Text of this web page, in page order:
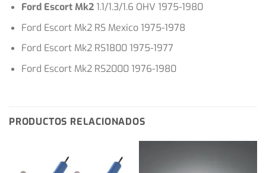
Ford Escort Mk21.1/1.3/1.6 OHV 1975-1980
Ford Escort Mk2 RS Mexico 1975-1978
Ford Escort Mk2 RS1800 1975-1977
Ford Escort Mk2 RS2000 1976-1980
PRODUCTOS RELACIONADOS